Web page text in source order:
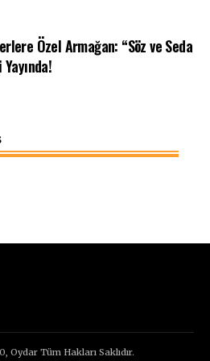
Özel Armağan: “Söz ve Seda
Oydar Tüm Hakları Saklıdır.